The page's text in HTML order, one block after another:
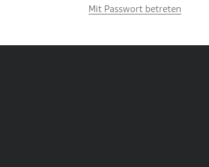
Mit Passwort betreten